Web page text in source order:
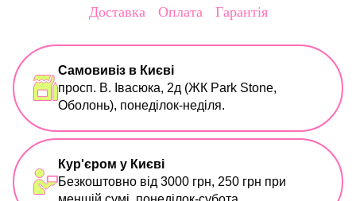
Доставка Оплата Гарантія
Самовивіз в Києві
просп. В. Івасюка, 2д (ЖК Park Stone,
Оболонь), понеділок-неділя.
Кур'єром у Києві
Безкоштовно від 3000 грн, 250 грн при